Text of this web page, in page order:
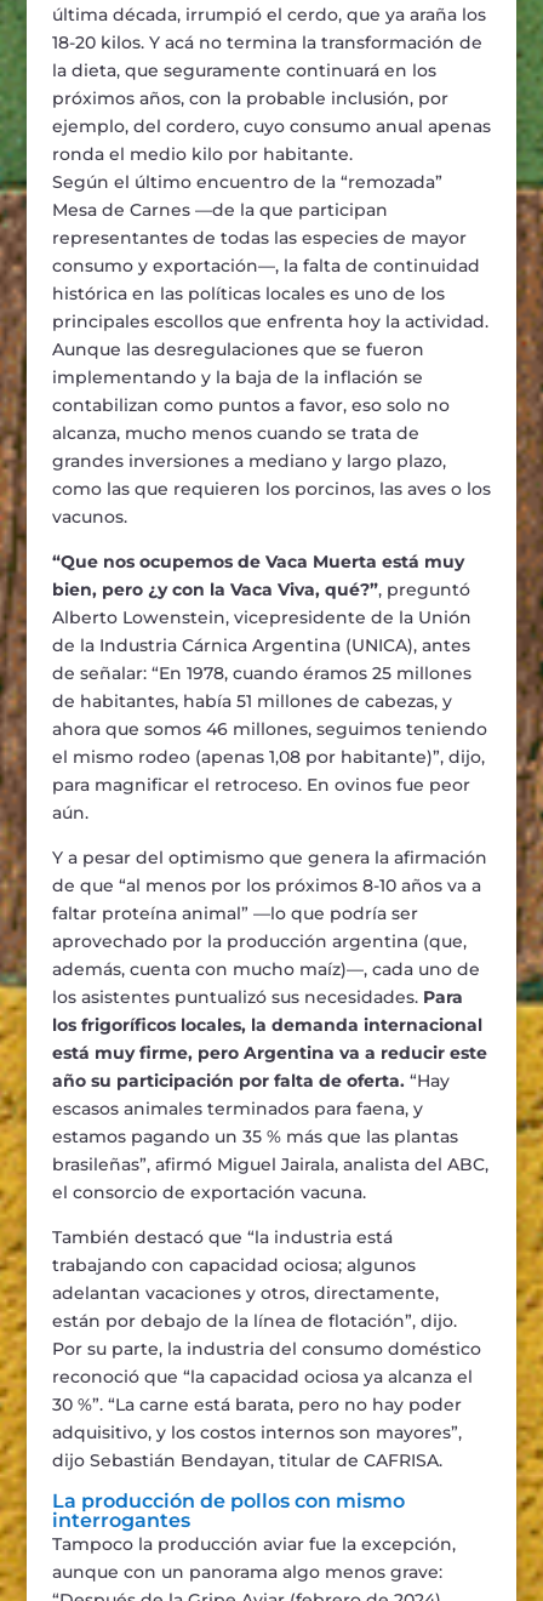
última década, irrumpió el cerdo, que ya araña los
18-20 kilos. Y acá no termina la transformación de
la dieta, que seguramente continuará en los
próximos años, con la probable inclusión, por
ejemplo, del cordero, cuyo consumo anual apenas
ronda el medio kilo por habitante.
Según el último encuentro de la “remozada”
Mesa de Carnes —de la que participan
representantes de todas las especies de mayor
consumo y exportación—, la falta de continuidad
histórica en las políticas locales es uno de los
principales escollos que enfrenta hoy la actividad.
Aunque las desregulaciones que se fueron
implementando y la baja de la inflación se
contabilizan como puntos a favor, eso solo no
alcanza, mucho menos cuando se trata de
grandes inversiones a mediano y largo plazo,
como las que requieren los porcinos, las aves o los
vacunos.
“Que nos ocupemos de Vaca Muerta está muy
bien, pero ¿y con la Vaca Viva, qué?”, preguntó
Alberto Lowenstein, vicepresidente de la Unión
de la Industria Cárnica Argentina (UNICA), antes
de señalar: “En 1978, cuando éramos 25 millones
de habitantes, había 51 millones de cabezas, y
ahora que somos 46 millones, seguimos teniendo
el mismo rodeo (apenas 1,08 por habitante)”, dijo,
para magnificar el retroceso. En ovinos fue peor
aún.
Y a pesar del optimismo que genera la afirmación
de que “al menos por los próximos 8-10 años va a
faltar proteína animal” —lo que podría ser
aprovechado por la producción argentina (que,
además, cuenta con mucho maíz)—, cada uno de
los asistentes puntualizó sus necesidades. Para
los frigoríficos locales, la demanda internacional
está muy firme, pero Argentina va a reducir este
año su participación por falta de oferta.“Hay
escasos animales terminados para faena, y
estamos pagando un 35 % más que las plantas
brasileñas”, afirmó Miguel Jairala, analista del ABC,
el consorcio de exportación vacuna.
También destacó que “la industria está
trabajando con capacidad ociosa; algunos
adelantan vacaciones y otros, directamente,
están por debajo de la línea de flotación”, dijo.
Por su parte, la industria del consumo doméstico
reconoció que “la capacidad ociosa ya alcanza el
30 %”. “La carne está barata, pero no hay poder
adquisitivo, y los costos internos son mayores”,
dijo Sebastián Bendayan, titular de CAFRISA.
La producción de pollos con mismo
interrogantes
Tampoco la producción aviar fue la excepción,
aunque con un panorama algo menos grave: